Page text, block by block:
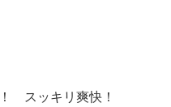
スッキリ爽快！